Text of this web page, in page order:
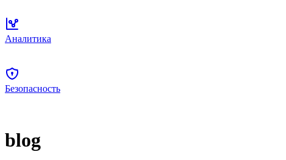
Аналитика
Безопасность
blog